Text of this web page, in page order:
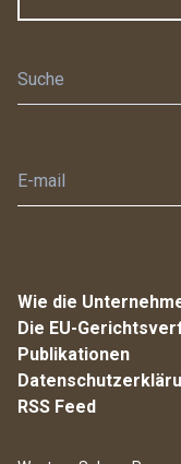
Wie die
Die EU-
Publikationen
RSS Feed